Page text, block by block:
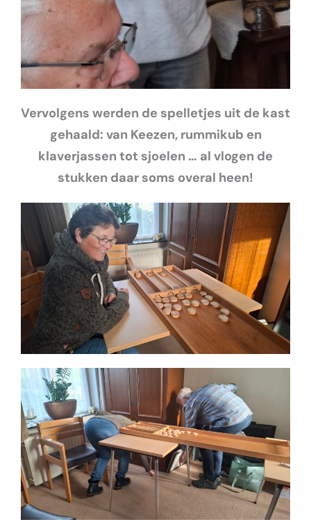
Vervolgens werden de spelletjes uit de kast
gehaald: van Keezen, rummikub en
klaverjassen tot sjoelen … al vlogen de
stukken daar soms overal heen!